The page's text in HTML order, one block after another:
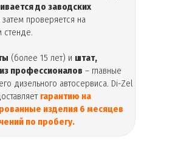
до заводских
затем проверяется на
стенде.
(более 15 лет) и штат,
профессионалов – главные
дизельного автосервиса. Di-Zel
гарантию на
изделия 6 месяцев
по пробегу.